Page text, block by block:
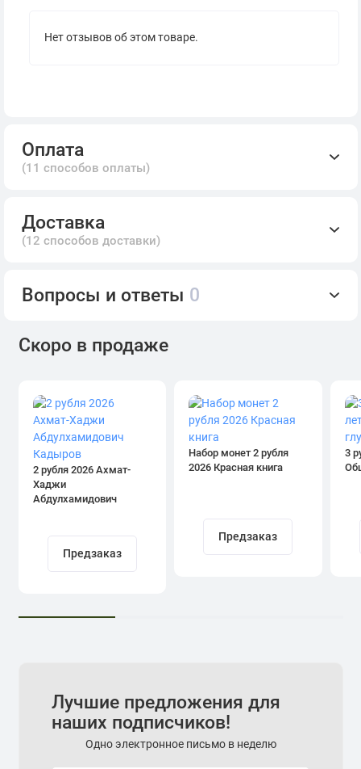
Нет отзывов об этом товаре.
Оплата
(11 способов оплаты)
Доставка
(12 способов доставки)
Вопросы и ответы 0
Скоро в продаже
2 рубля 2026 Ахмат-
Хаджи
Абдулхамидович
Предзаказ
Набор монет 2 рубля
2026 Красная книга
Предзаказ
3
Лучшие предложения для
наших подписчиков!
Одно электронное письмо в неделю